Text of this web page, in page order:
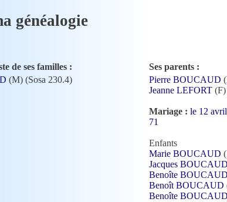
généalogie
de ses familles :
Ses parents :
(M) (Sosa 230.4) Pierre BOUCAUD
Jeanne LEFORT (F)
Mariage : le 12
71
Enfants
Marie BOUCAUD
Jacques BOUCAUD
Benoîte BOUCAUD
Benoît BOUCAUD
Benoîte BOUCAUD